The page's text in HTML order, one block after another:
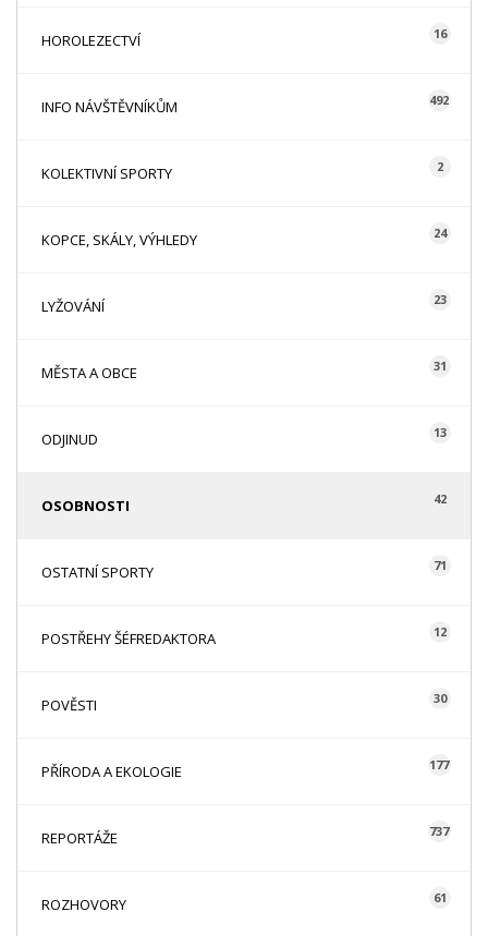
HOROLEZECTVÍ 16
INFO NÁVŠTĚVNÍKŮM 492
KOLEKTIVNÍ SPORTY 2
KOPCE, SKÁLY, VÝHLEDY 24
LYŽOVÁNÍ 23
MĚSTA A OBCE 31
ODJINUD 13
OSOBNOSTI 42
OSTATNÍ SPORTY 71
POSTŘEHY ŠÉFREDAKTORA 12
POVĚSTI 30
PŘÍRODA A EKOLOGIE 177
REPORTÁŽE 737
ROZHOVORY 61